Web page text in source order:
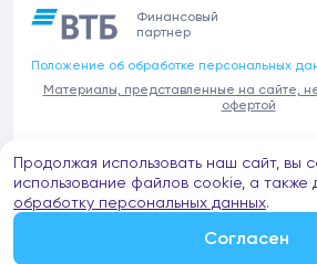
Финансовый
партнер
Положение об обработке персональных
Материалы, представленные на сайте,
офертой
В связи с участившимися случаями
имени компании Донстрой
отделочных материалов и т.п.), обращаем
компания Донстрой не оказывает
представительств такого профиля и не
Продолжая использовать наш сайт, вы
использование файлов cookie, а также
обработку персональных данных.
Согласен